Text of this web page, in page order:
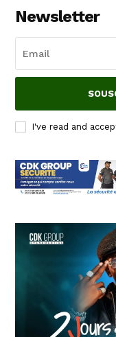
Newsletter
I've read and